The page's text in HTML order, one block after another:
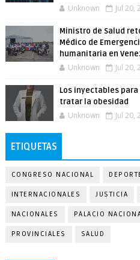
Unknown Jul 20,
Ministro de Salud
Médico de
humanitaria en
Unknown Jul 20,
Los inyectables
tratar la obesidad
Unknown Jul 20,
ETIQUETAS
CONGRESO NACIONAL
INTERNACIONALES JUSTICIA
NACIONALES PALACIO
PROVINCIALES SALUD